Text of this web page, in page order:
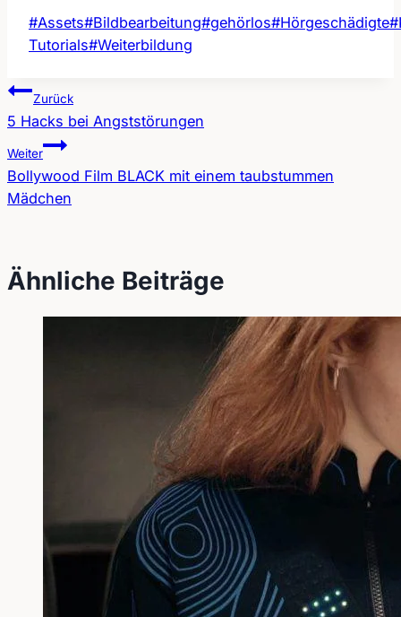
Schlagworte:
#Assets#Bildbearbeitung#gehörlos#Hörgeschädigte#
Tutorials#Weiterbildung
Beitragsnavigation
Zurück
5 Hacks bei Angststörungen
Weiter
Bollywood Film BLACK mit einem taubstummen
Mädchen
Ähnliche Beiträge